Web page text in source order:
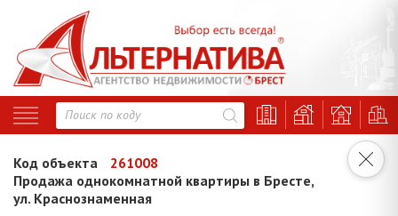
Код объекта
261008
Продажа однокомнатной квартиры в Бресте,
ул. Краснознаменная